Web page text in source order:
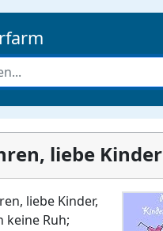
liebe Kinder
liebe Kinder,
keine Ruh;